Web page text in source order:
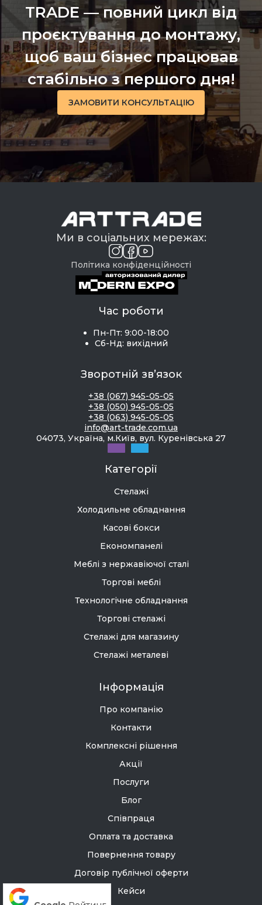
TRADE — повний цикл від
проєктування до монтажу,
щоб ваш бізнес працював
стабільно з першого дня!
ЗАМОВИТИ КОНСУЛЬТАЦІЮ
Ми в соціальних мережах:
Політика конфіденційності
Час роботи
Пн-Пт: 9:00-18:00
Сб-Нд: вихідний
Зворотній зв’язок
+38 (067) 945-05-05
+38 (050) 945-05-05
+38 (063) 945-05-05
info@art-trade.com.ua
04073, Україна, м.Київ, вул. Куренівська 27
Категорії
Стелажі
Холодильне обладнання
Касові бокси
Економпанелі
Меблі з нержавіючої сталі
Торгові меблі
Технологічне обладнання
Торгові стелажі
Стелажі для магазину
Стелажі металеві
Інформація
Про компанію
Контакти
Комплексні рішення
Акції
Послуги
Блог
Співпраця
Оплата та доставка
Повернення товару
Договір публічної оферти
Кейси